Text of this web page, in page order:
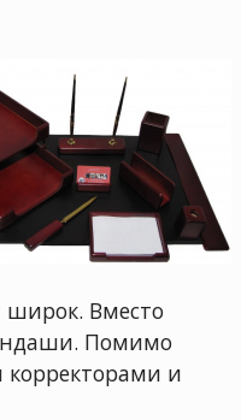
широк. Вместо
Помимо
корректорами и